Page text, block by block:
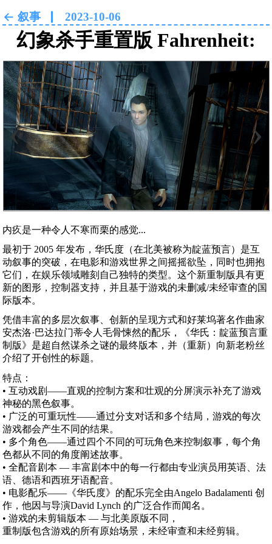
叙事 2023-10-06
幻象杀手重置版 Fahrenheit:
Indigo Prophecy Remastered
‹ ›
内疚是一种令人不寒而栗的感觉...
最初于 2005 年发布，华氏度（在北美被称为靛蓝预言）是互
动叙事的突破，在电影和游戏世界之间摇摇欲坠，同时也拥抱
它们，在娱乐领域雕刻自己独特的类型。这个新重制版具有更
新的图形，控制器支持，并且基于游戏的未删减/未经审查的国
际版本。
凭借丰富的多层次叙事、创新的呈现方式和好莱坞著名作曲家
安杰洛·巴达拉门蒂令人毛骨悚然的配乐，《华氏：靛蓝预言重
制版》是超自然谋杀之谜的最终版本，并（重新）向新老粉丝
介绍了开创性的标题。
特点：
• 互动戏剧——直观的控制方案和壮观的分屏演示补充了游戏
神秘的黑色叙事。
• 广泛的可重玩性——通过分支对话和多个结局，游戏的每次
游戏都会产生不同的结果。
• 多个角色——通过四个不同的可玩角色来控制叙事，每个角
色都从不同的角度阐述故事。
• 全配音剧本 — 丰富剧本中的每一行都由专业演员用英语、法
语、德语和西班牙语配音。
• 电影配乐——《华氏度》的配乐完全由Angelo Badalamenti 创
作，他因与导演David Lynch 的广泛合作而闻名。
• 游戏的未剪辑版本 — 与北美原版不同，
重制版包含游戏的所有原始场景，未经审查和未经剪辑。